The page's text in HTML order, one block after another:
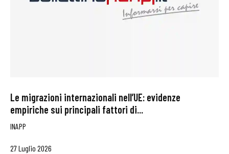
Le migrazioni internazionali nell’UE: evidenze
empiriche sui principali fattori di...
INAPP
27 Luglio 2026